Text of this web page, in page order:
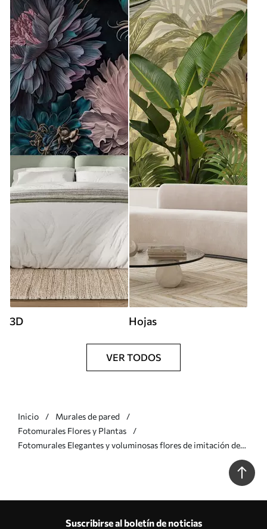
3D Hojas
VER TODOS
Inicio
Murales de pared
Fotomurales Flores y Plantas
Fotomurales Elegantes y voluminosas flores de imitación de
peonía blanca con suaves pétalos y centros amarillo pastel,
Suscribirse al boletín de noticias